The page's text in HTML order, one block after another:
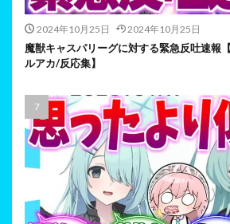
2024年10月25日 2024年10月25日
魔獣キャスパリーグに対する緊急反吐速報
ルアカ/反応集】